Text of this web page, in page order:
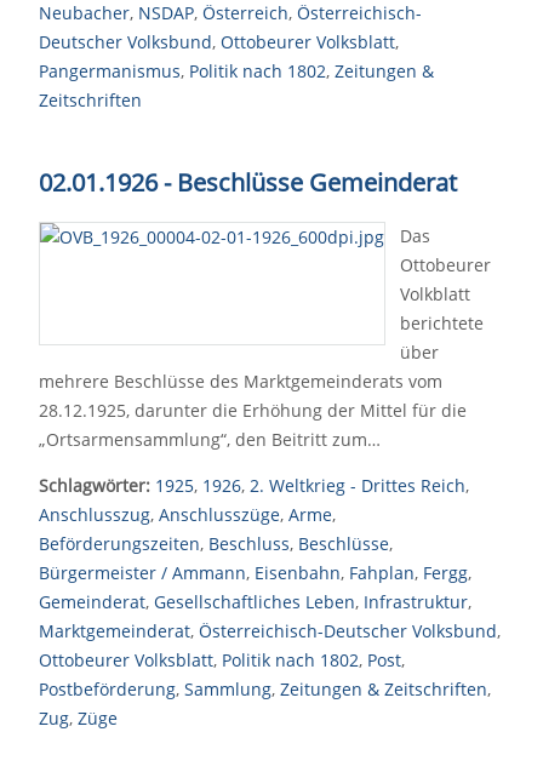
Neubacher, NSDAP, Österreich, Österreichisch-
Deutscher Volksbund, Ottobeurer Volksblatt,
Pangermanismus, Politik nach 1802, Zeitungen &
Zeitschriften
02.01.1926 - Beschlüsse Gemeinderat
Das
Ottobeurer
Volkblatt
berichtete
über
mehrere Beschlüsse des Marktgemeinderats vom
28.12.1925, darunter die Erhöhung der Mittel für die
„Ortsarmensammlung“, den Beitritt zum…
Schlagwörter: 1925, 1926, 2. Weltkrieg - Drittes Reich,
Anschlusszug, Anschlusszüge, Arme,
Beförderungszeiten, Beschluss, Beschlüsse,
Bürgermeister / Ammann, Eisenbahn, Fahplan, Fergg,
Gemeinderat, Gesellschaftliches Leben, Infrastruktur,
Marktgemeinderat, Österreichisch-Deutscher Volksbund,
Ottobeurer Volksblatt, Politik nach 1802, Post,
Postbeförderung, Sammlung, Zeitungen & Zeitschriften,
Zug, Züge